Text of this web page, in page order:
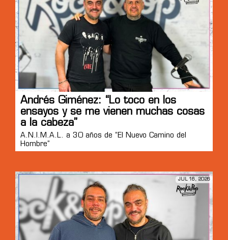
Andrés Giménez: “Lo toco en los
ensayos y se me vienen muchas cosas
a la cabeza”
A.N.I.M.A.L. a 30 años de “El Nuevo Camino del
Hombre”
JUL 16, 2026